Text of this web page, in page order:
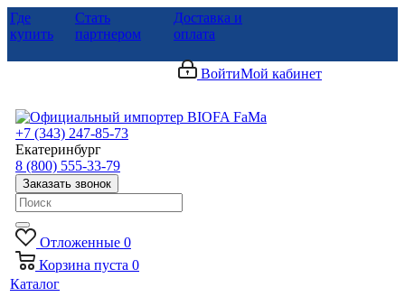
Где
купить
Стать
партнером
Доставка и
оплата
ВойтиМой кабинет
+7 (343) 247-85-73
Екатеринбург
8 (800) 555-33-79
Заказать звонок
Отложенные 0
Корзина пуста 0
Каталог